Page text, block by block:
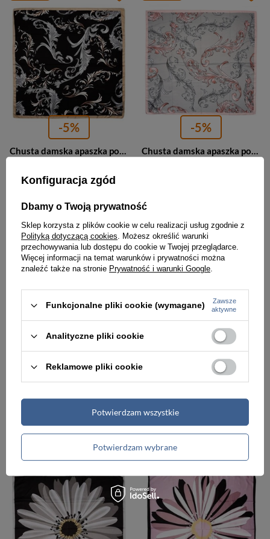
-5%
Chusta damska apaszka pod szyję czarna - Versoli MDB-43b
57,00 zł59,99 zł
-5%
Chusta damska apaszka pod szyję szara - Versoli MDB-43c
PROMOCJA
-5%
Chusta damska apaszka pod szyję kolorowa zielona - Versoli MDB-40c
57,00 zł
Najniższa cena:59,99 zł
59,99 zł
PROMOCJA
57,00 zł
Najniższa cena:59,99 zł
PROMOCJA PROMOCJA
Konfiguracja zgód
Dbamy o Twoją prywatność
Sklep korzysta z plików cookie w celu realizacji usług zgodnie z
Polityką dotyczącą cookies. Możesz określić warunki
przechowywania lub dostępu do cookie w Twojej przeglądarce.
Więcej informacji na temat warunków i prywatności można
znaleźć także na stronie Prywatność i warunki Google.
Funkcjonalne pliki cookie (wymagane)
Zawsze
aktywne
Analityczne pliki cookie
Reklamowe pliki cookie
Potwierdzam wybrane
Potwierdzam wszystkie